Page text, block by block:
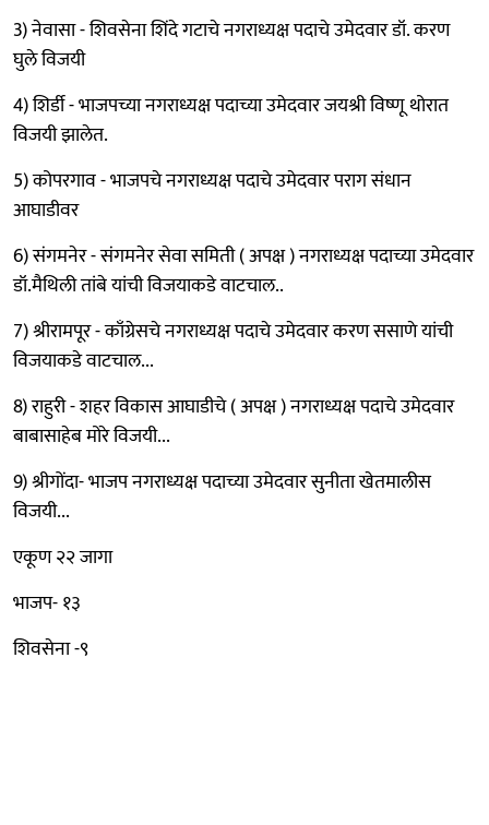
3) नेवासा - शिवसेना शिंदे गटाचे नगराध्यक्ष पदाचे उमेदवार डॉ. करण
घुले विजयी
4) शिर्डी - भाजपच्या नगराध्यक्ष पदाच्या उमेदवार जयश्री विष्णू थोरात
विजयी झालेत.
5) कोपरगाव - भाजपचे नगराध्यक्ष पदाचे उमेदवार पराग संधान
आघाडीवर
6) संगमनेर - संगमनेर सेवा समिती ( अपक्ष ) नगराध्यक्ष पदाच्या उमेदवार
डॉ.मैथिली तांबे यांची विजयाकडे वाटचाल..
7) श्रीरामपूर - काँग्रेसचे नगराध्यक्ष पदाचे उमेदवार करण ससाणे यांची
विजयाकडे वाटचाल...
8) राहुरी - शहर विकास आघाडीचे ( अपक्ष ) नगराध्यक्ष पदाचे उमेदवार
बाबासाहेब मोरे विजयी...
9) श्रीगोंदा- भाजप नगराध्यक्ष पदाच्या उमेदवार सुनीता खेतमालीस
विजयी...
एकूण २२ जागा
भाजप- १३
शिवसेना -९